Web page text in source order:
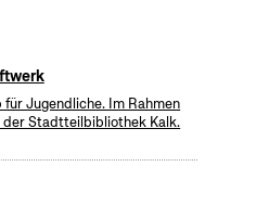
Jugendliche. Im Rahmen
der Stadtteilbibliothek Kalk.